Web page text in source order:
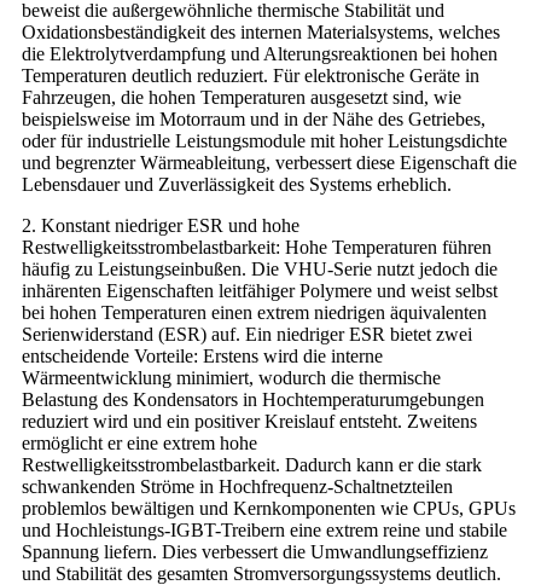
beweist die außergewöhnliche thermische Stabilität und
Oxidationsbeständigkeit des internen Materialsystems, welches
die Elektrolytverdampfung und Alterungsreaktionen bei hohen
Temperaturen deutlich reduziert. Für elektronische Geräte in
Fahrzeugen, die hohen Temperaturen ausgesetzt sind, wie
beispielsweise im Motorraum und in der Nähe des Getriebes,
oder für industrielle Leistungsmodule mit hoher Leistungsdichte
und begrenzter Wärmeableitung, verbessert diese Eigenschaft die
Lebensdauer und Zuverlässigkeit des Systems erheblich.
2. Konstant niedriger ESR und hohe
Restwelligkeitsstrombelastbarkeit: Hohe Temperaturen führen
häufig zu Leistungseinbußen. Die VHU-Serie nutzt jedoch die
inhärenten Eigenschaften leitfähiger Polymere und weist selbst
bei hohen Temperaturen einen extrem niedrigen äquivalenten
Serienwiderstand (ESR) auf. Ein niedriger ESR bietet zwei
entscheidende Vorteile: Erstens wird die interne
Wärmeentwicklung minimiert, wodurch die thermische
Belastung des Kondensators in Hochtemperaturumgebungen
reduziert wird und ein positiver Kreislauf entsteht. Zweitens
ermöglicht er eine extrem hohe
Restwelligkeitsstrombelastbarkeit. Dadurch kann er die stark
schwankenden Ströme in Hochfrequenz-Schaltnetzteilen
problemlos bewältigen und Kernkomponenten wie CPUs, GPUs
und Hochleistungs-IGBT-Treibern eine extrem reine und stabile
Spannung liefern. Dies verbessert die Umwandlungseffizienz
und Stabilität des gesamten Stromversorgungssystems deutlich.